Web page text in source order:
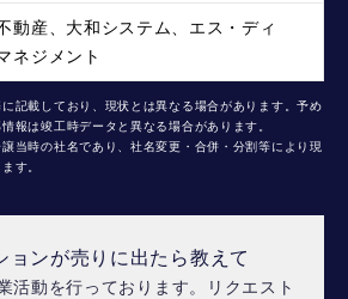
動産、大和システム、エス・ディ
ネジメント
記載しており、現状とは異なる場合があります。予め
報は竣工時データと異なる場合があります。
当時の社名であり、社名変更・合併・分割等により現
す。
ョンが売りに出たら教えて
活動を行っております。リクエスト